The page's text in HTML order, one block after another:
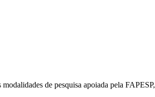
de pesquisa apoiada pela